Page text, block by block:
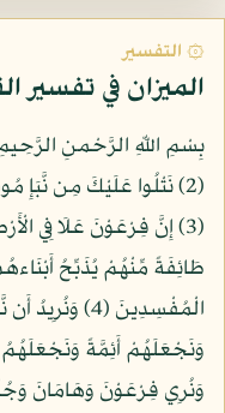
۞ التفسير
الميزان في تفسير
(2) نَتْلُوا عَلَيْكَ مِن
(3) إِنَّ فِرْعَوْنَ عَلَا فِي
طَائِفَةً مِّنْهُمْ يُذَبِّحُ
الْمُفْسِدِينَ